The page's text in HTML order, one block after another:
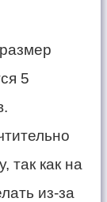
5
так как на
из-за